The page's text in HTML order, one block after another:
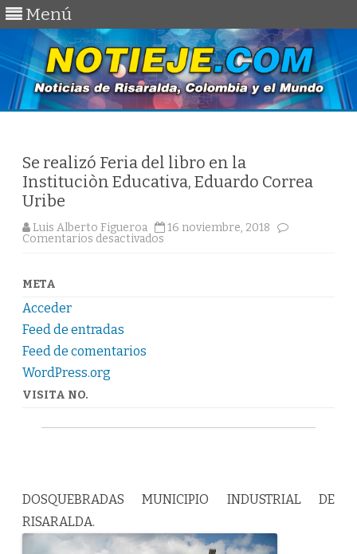
Menú
Se realizó Feria del libro en la
Instituciòn Educativa, Eduardo Correa
Uribe
Luis Alberto Figueroa
16 noviembre, 2018
Comentarios desactivados
META
Acceder
Feed de entradas
Feed de comentarios
WordPress.org
VISITA NO.
DOSQUEBRADAS MUNICIPIO INDUSTRIAL DE
RISARALDA.